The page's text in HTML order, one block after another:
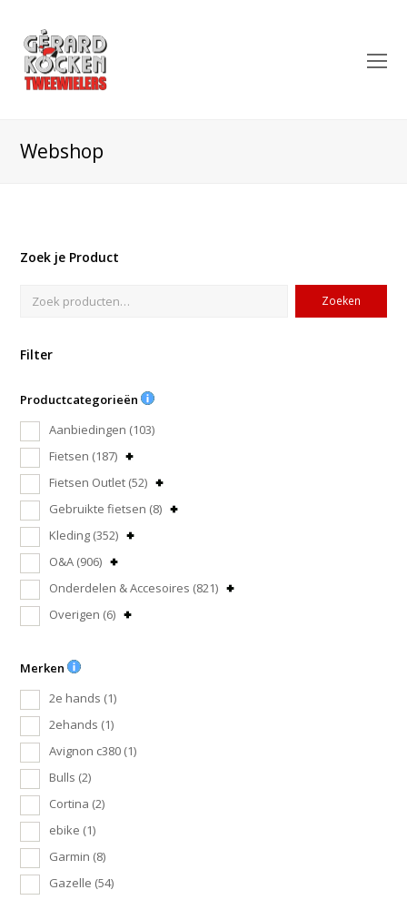
Webshop
Zoek je Product
Zoeken
Filter
Productcategorieën
Aanbiedingen (103)
Fietsen (187)
Fietsen Outlet (52)
Gebruikte fietsen (8)
Kleding (352)
O&A (906)
Onderdelen & Accesoires (821)
Overigen (6)
Merken
2e hands (1)
2ehands (1)
Avignon c380 (1)
Bulls (2)
Cortina (2)
ebike (1)
Garmin (8)
Gazelle (54)